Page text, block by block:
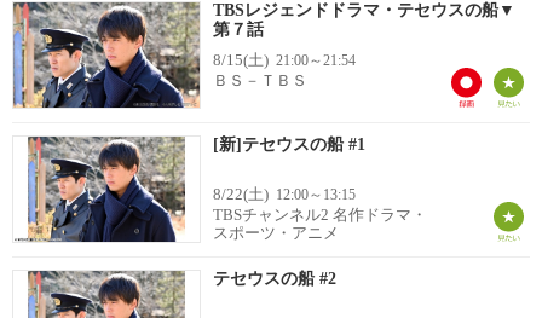
TBSレジェンドドラマ・テセウスの船▼
第７話
8/15(土) 21:00～21:54
ＢＳ－ＴＢＳ
[新]テセウスの船 #1
8/22(土) 12:00～13:15
TBSチャンネル2 名作ドラマ・
スポーツ・アニメ
テセウスの船 #2